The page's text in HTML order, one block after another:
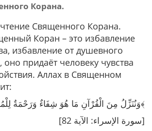
Корана.
Священного Корана.
Коран – это избавление
избавление от душевного
оно придаёт человеку чувства
Аллах в Священном
﴿وَنُنَزِّلُ مِنَ الْقُرْآنِ مَا هُوَ شِفَاءٌ وَرَحْمَةٌ لِلْمُؤْمِنِينَ﴾
[سورة الإسراء: الآية 82]